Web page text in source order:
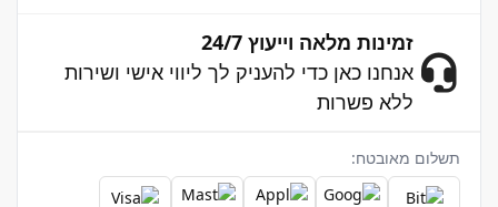
זמינות מלאה וייעוץ 24/7
אנחנו כאן כדי להעניק לך ליווי אישי ושירות
ללא פשרות
תשלום מאובטח: